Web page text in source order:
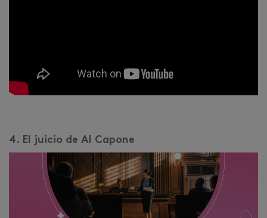
4. El juicio de Al Capone